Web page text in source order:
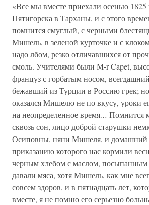
«Все мы вместе приехали осенью 1825
Пятигорска в Тарханы, и с этого
помнится смуглый, с черными
Мишель, в зеленой курточке и с
надо лбом, резко отличавшихся от
смоль. Учителями были М-r Capet,
француз с горбатым носом,
бежавший из Турции в Россию грек;
оказался Мишелю не по вкусу, уроки
на неопределенное время… Помнится
сквозь сон, лицо доброй старушки
Осиповны, няни Мишеля, и домашний
приказанию которого нас кормили
черным хлебом с маслом, посыпанным
давали мяса, хотя Мишель, как мне
совсем здоров, и в пятнадцать лет,
вместе, я не помню его серьезно